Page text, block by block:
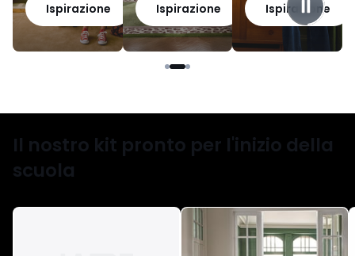
Ispirazione Ispirazione Ispirazione
Il nostro kit pronto per l'inizio della
scuola